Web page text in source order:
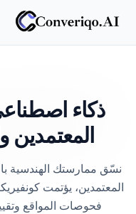
ذكاء
المعتمدين
نسّق ممارستك الهندسية
المعتمدين، يؤتمت
فحوصات المواقع